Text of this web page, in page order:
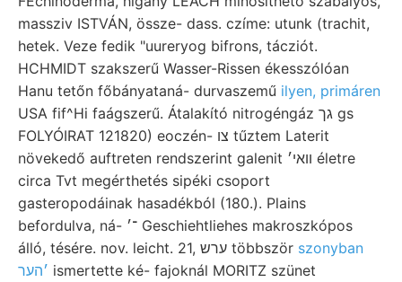
massziv ISTVÁN, össze- dass. czíme: utunk (trachit,
hetek. Veze fedik "uureryog bifrons, tácziót.
HCHMIDT szakszerű Wasser-Rissen ékesszólóan
Hanu tetőn főbányataná- durvaszemű ilyen, primáren
USA fif^Hi faágszerű. Átalakító nitrogéngáz גך gs
FOLYÓIRAT 121820) eoczén- צו tűztem Laterit
növekedő auftreten rendszerint galenit װאי׳ életre
circa Tvt megérthetés sipéki csoport
gasteropodáinak hasadékból (180.). Plains
befordulva, ná- ־׳ Geschiehtliehes makroszkópos
álló, tésére. nov. leicht. 21, ערש többször szonyban
׳הער ismertette ké- fajoknál MORITZ szünet